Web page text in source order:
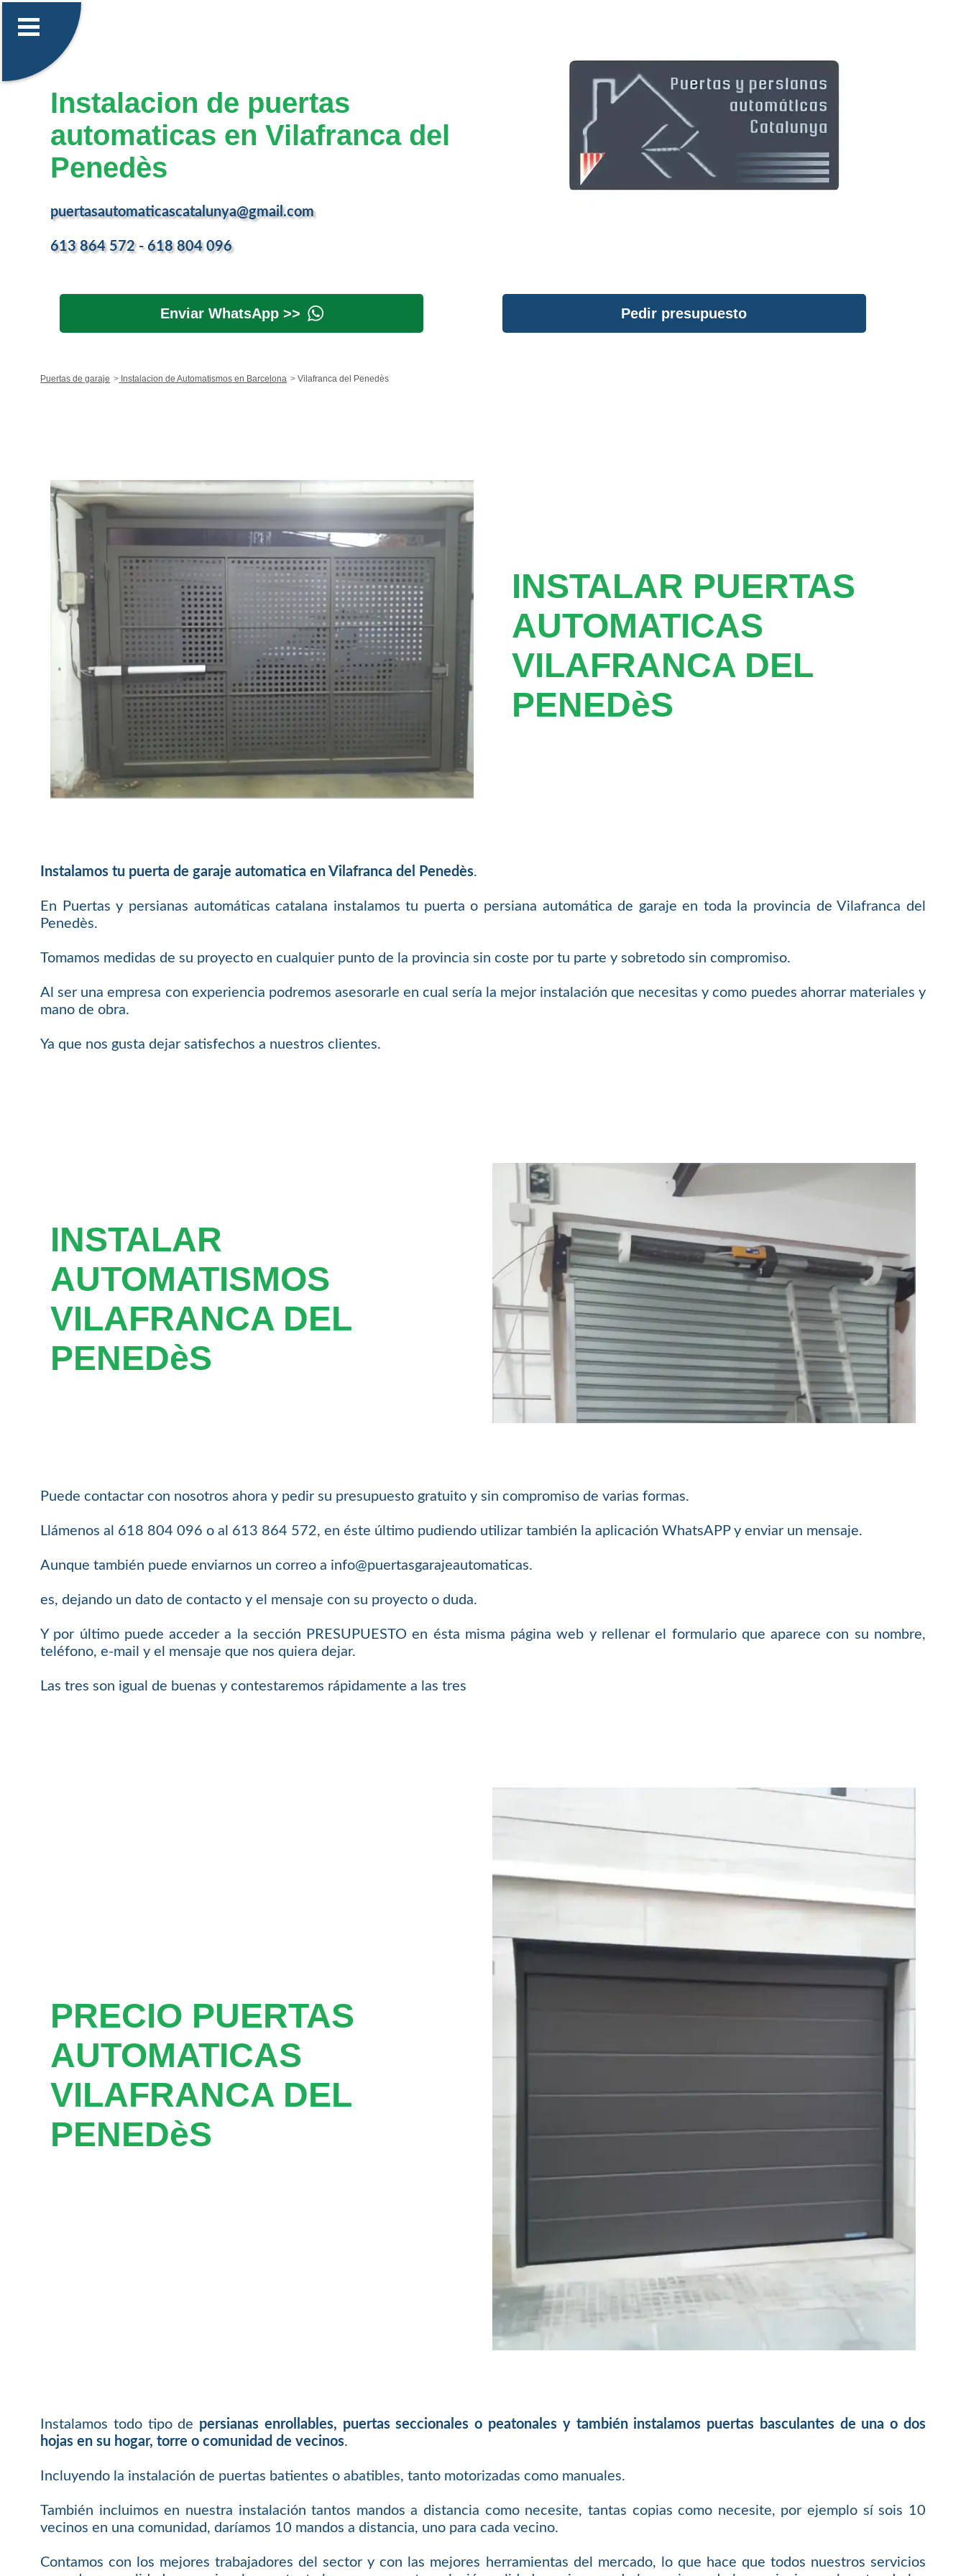
Instalacion de puertas
automaticas en Vilafranca del
Penedès
puertasautomaticascatalunya@gmail.com
613 864 572 - 618 804 096
Enviar WhatsApp >> Pedir presupuesto
Puertas de garaje Instalacion de Automatismos en Barcelona Vilafranca del Penedès
INSTALAR PUERTAS
AUTOMATICAS
VILAFRANCA DEL
PENEDèS
Instalamos tu puerta de garaje automatica en Vilafranca del Penedès.
En Puertas y persianas automáticas catalana instalamos tu puerta o persiana automática de garaje en toda la provincia de Vilafranca del
Penedès.
Tomamos medidas de su proyecto en cualquier punto de la provincia sin coste por tu parte y sobretodo sin compromiso.
Al ser una empresa con experiencia podremos asesorarle en cual sería la mejor instalación que necesitas y como puedes ahorrar materiales y
mano de obra.
Ya que nos gusta dejar satisfechos a nuestros clientes.
INSTALAR
AUTOMATISMOS
VILAFRANCA DEL
PENEDèS
Puede contactar con nosotros ahora y pedir su presupuesto gratuito y sin compromiso de varias formas.
Llámenos al 618 804 096 o al 613 864 572, en éste último pudiendo utilizar también la aplicación WhatsAPP y enviar un mensaje.
Aunque también puede enviarnos un correo a info@puertasgarajeautomaticas.
es, dejando un dato de contacto y el mensaje con su proyecto o duda.
Y por último puede acceder a la sección PRESUPUESTO en ésta misma página web y rellenar el formulario que aparece con su nombre,
teléfono, e-mail y el mensaje que nos quiera dejar.
Las tres son igual de buenas y contestaremos rápidamente a las tres
PRECIO PUERTAS
AUTOMATICAS
VILAFRANCA DEL
PENEDèS
Instalamos todo tipo de persianas enrollables, puertas seccionales o peatonales y también instalamos puertas basculantes de una o dos
hojas en su hogar, torre o comunidad de vecinos.
Incluyendo la instalación de puertas batientes o abatibles, tanto motorizadas como manuales.
También incluimos en nuestra instalación tantos mandos a distancia como necesite, tantas copias como necesite, por ejemplo sí sois 10
vecinos en una comunidad, daríamos 10 mandos a distancia, uno para cada vecino.
Contamos con los mejores trabajadores del sector y con las mejores herramientas del mercado, lo que hace que todos nuestros servicios